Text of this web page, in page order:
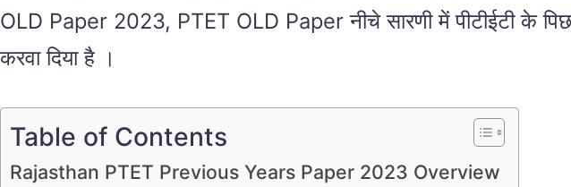
OLD Paper 2023, PTET OLD Paper नीचे सारणी में पीटीईटी के
करवा दिया है ।
Table of Contents
Rajasthan PTET Previous Years Paper 2023 Overview